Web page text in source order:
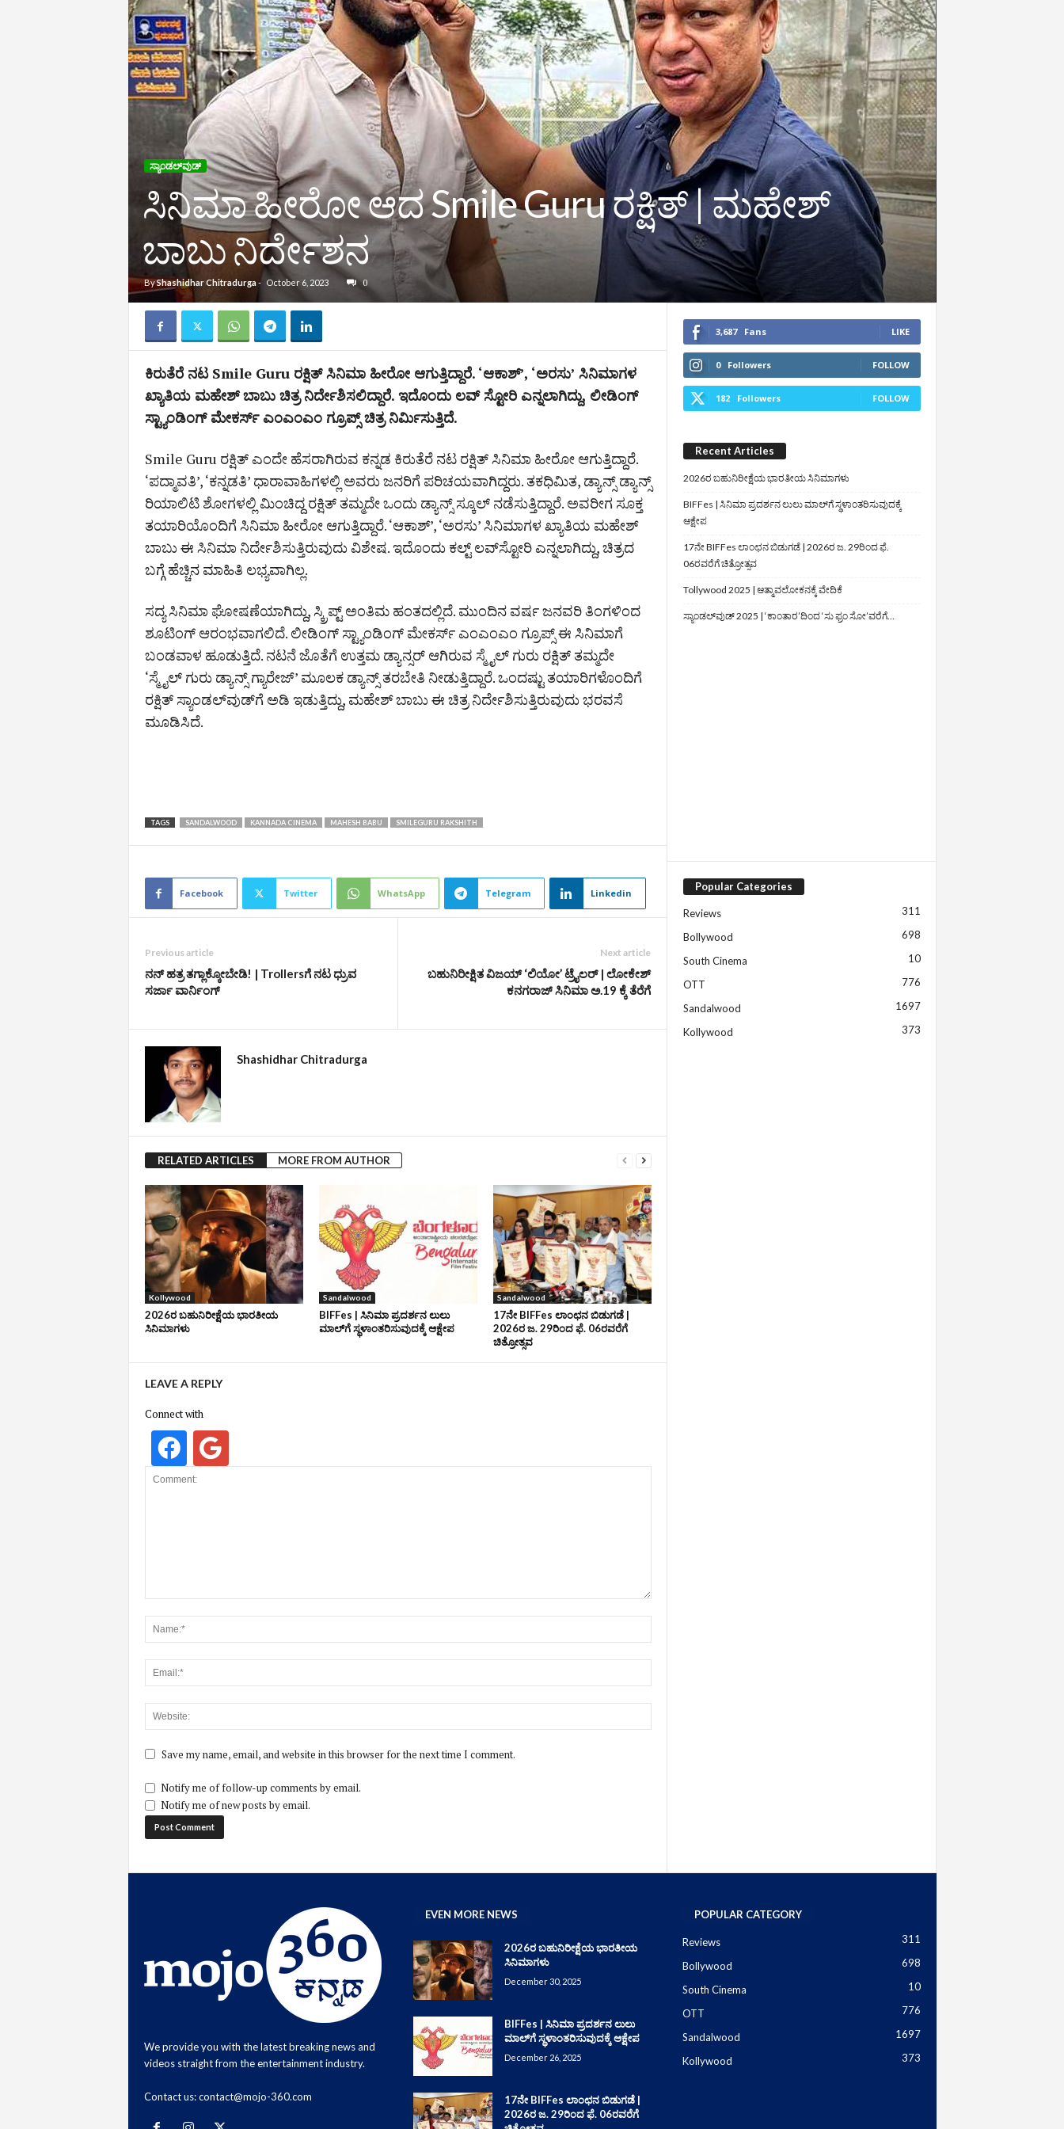
ಸ್ಯಾಂಡಲ್‌ವುಡ್‌
ಸಿನಿಮಾ ಹೀರೋ ಆದ Smile Guru ರಕ್ಷಿತ್‌ | ಮಹೇಶ್‌
ಬಾಬು ನಿರ್ದೇಶನ
ByShashidhar Chitradurga- October 6, 2023 0
ಕಿರುತೆರೆ ನಟ Smile Guru ರಕ್ಷಿತ್‌ ಸಿನಿಮಾ ಹೀರೋ ಆಗುತ್ತಿದ್ದಾರೆ. ‘ಆಕಾಶ್‌’, ‘ಅರಸು’ ಸಿನಿಮಾಗಳ
ಖ್ಯಾತಿಯ ಮಹೇಶ್‌ ಬಾಬು ಚಿತ್ರ ನಿರ್ದೇಶಿಸಲಿದ್ದಾರೆ. ಇದೊಂದು ಲವ್‌ ಸ್ಟೋರಿ ಎನ್ನಲಾಗಿದ್ದು, ಲೀಡಿಂಗ್
ಸ್ಟ್ಯಾಂಡಿಂಗ್ ಮೇಕರ್ಸ್ ಎಂಎಂಎಂ ಗ್ರೂಪ್ಸ್‌ ಚಿತ್ರ ನಿರ್ಮಿಸುತ್ತಿದೆ.
Smile Guru ರಕ್ಷಿತ್‌ ಎಂದೇ ಹೆಸರಾಗಿರುವ ಕನ್ನಡ ಕಿರುತೆರೆ ನಟ ರಕ್ಷಿತ್‌ ಸಿನಿಮಾ ಹೀರೋ ಆಗುತ್ತಿದ್ದಾರೆ.
‘ಪದ್ಮಾವತಿ’, ‘ಕನ್ನಡತಿ’ ಧಾರಾವಾಹಿಗಳಲ್ಲಿ ಅವರು ಜನರಿಗೆ ಪರಿಚಯವಾಗಿದ್ದರು. ತಕಧಿಮಿತ, ಡ್ಯಾನ್ಸ್ ಡ್ಯಾನ್ಸ್
ರಿಯಾಲಿಟಿ ಶೋಗಳಲ್ಲಿ ಮಿಂಚಿದ್ದ ರಕ್ಷಿತ್‌ ತಮ್ಮದೇ ಒಂದು ಡ್ಯಾನ್ಸ್‌ ಸ್ಕೂಲ್‌ ನಡೆಸುತ್ತಿದ್ದಾರೆ. ಅವರೀಗ ಸೂಕ್ತ
ತಯಾರಿಯೊಂದಿಗೆ ಸಿನಿಮಾ ಹೀರೋ ಆಗುತ್ತಿದ್ದಾರೆ. ‘ಆಕಾಶ್‌’, ‘ಅರಸು’ ಸಿನಿಮಾಗಳ ಖ್ಯಾತಿಯ ಮಹೇಶ್‌
ಬಾಬು ಈ ಸಿನಿಮಾ ನಿರ್ದೇಶಿಸುತ್ತಿರುವುದು ವಿಶೇಷ. ಇದೊಂದು ಕಲ್ಟ್‌ ಲವ್‌ಸ್ಟೋರಿ ಎನ್ನಲಾಗಿದ್ದು, ಚಿತ್ರದ
ಬಗ್ಗೆ ಹೆಚ್ಚಿನ ಮಾಹಿತಿ ಲಭ್ಯವಾಗಿಲ್ಲ.
ಸದ್ಯ ಸಿನಿಮಾ ಘೋಷಣೆಯಾಗಿದ್ದು, ಸ್ಕ್ರಿಪ್ಟ್‌ ಅಂತಿಮ ಹಂತದಲ್ಲಿದೆ. ಮುಂದಿನ ವರ್ಷ ಜನವರಿ ತಿಂಗಳಿಂದ
ಶೂಟಿಂಗ್ ಆರಂಭವಾಗಲಿದೆ. ಲೀಡಿಂಗ್ ಸ್ಟ್ಯಾಂಡಿಂಗ್ ಮೇಕರ್ಸ್ ಎಂಎಂಎಂ ಗ್ರೂಪ್ಸ್‌ ಈ ಸಿನಿಮಾಗೆ
ಬಂಡವಾಳ ಹೂಡುತ್ತಿದೆ. ನಟನೆ ಜೊತೆಗೆ ಉತ್ತಮ ಡ್ಯಾನ್ಸರ್ ಆಗಿರುವ ಸ್ಮೈಲ್ ಗುರು ರಕ್ಷಿತ್ ತಮ್ಮದೇ
‘ಸ್ಮೈಲ್ ಗುರು ಡ್ಯಾನ್ಸ್ ಗ್ಯಾರೇಜ್’ ಮೂಲಕ ಡ್ಯಾನ್ಸ್‌ ತರಬೇತಿ ನೀಡುತ್ತಿದ್ದಾರೆ. ಒಂದಷ್ಟು ತಯಾರಿಗಳೊಂದಿಗೆ
ರಕ್ಷಿತ್ ಸ್ಯಾಂಡಲ್‌ವುಡ್‌ಗೆ ಅಡಿ ಇಡುತ್ತಿದ್ದು, ಮಹೇಶ್ ಬಾಬು ಈ ಚಿತ್ರ ನಿರ್ದೇಶಿಸುತ್ತಿರುವುದು ಭರವಸೆ
ಮೂಡಿಸಿದೆ.
TAGS SANDALWOOD KANNADA CINEMA MAHESH BABU SMILEGURU RAKSHITH
Facebook Twitter WhatsApp Telegram Linkedin
Previous article
ನನ್‌ ಹತ್ರ ತಗ್ಲಾಕ್ಕೋಬೇಡಿ! | Trollersಗೆ ನಟ ಧ್ರುವ
ಸರ್ಜಾ ವಾರ್ನಿಂಗ್‌
Next article
ಬಹುನಿರೀಕ್ಷಿತ ವಿಜಯ್‌ ‘ಲಿಯೋ’ ಟ್ರೈಲರ್‌ | ಲೋಕೇಶ್‌
ಕನಗರಾಜ್‌ ಸಿನಿಮಾ ಅ.19 ಕ್ಕೆ ತೆರೆಗೆ
Shashidhar Chitradurga
RELATED ARTICLES MORE FROM AUTHOR
Kollywood
2026ರ ಬಹುನಿರೀಕ್ಷೆಯ ಭಾರತೀಯ
ಸಿನಿಮಾಗಳು
Sandalwood
BIFFes | ಸಿನಿಮಾ ಪ್ರದರ್ಶನ ಲುಲು
ಮಾಲ್‌ಗೆ ಸ್ಥಳಾಂತರಿಸುವುದಕ್ಕೆ ಆಕ್ಷೇಪ
Sandalwood
17ನೇ BIFFes ಲಾಂಛನ ಬಿಡುಗಡೆ |
2026ರ ಜ. 29ರಿಂದ ಫೆ. 06ರವರೆಗೆ
ಚಿತ್ರೋತ್ಸವ
LEAVE A REPLY
Connect with
Save my name, email, and website in this browser for the next time I comment.
Notify me of follow-up comments by email.
Notify me of new posts by email.
3,687 Fans LIKE
0 Followers FOLLOW
182 Followers FOLLOW
Recent Articles
2026ರ ಬಹುನಿರೀಕ್ಷೆಯ ಭಾರತೀಯ ಸಿನಿಮಾಗಳು
BIFFes | ಸಿನಿಮಾ ಪ್ರದರ್ಶನ ಲುಲು ಮಾಲ್‌ಗೆ ಸ್ಥಳಾಂತರಿಸುವುದಕ್ಕೆ
ಆಕ್ಷೇಪ
17ನೇ BIFFes ಲಾಂಛನ ಬಿಡುಗಡೆ | 2026ರ ಜ. 29ರಿಂದ ಫೆ.
06ರವರೆಗೆ ಚಿತ್ರೋತ್ಸವ
Tollywood 2025 | ಆತ್ಮಾವಲೋಕನಕ್ಕೆ ವೇದಿಕೆ
ಸ್ಯಾಂಡಲ್‌ವುಡ್‌ 2025 | ‘ಕಾಂತಾರ’ದಿಂದ ‘ಸು ಫ್ರಂ ಸೋ’ವರೆಗೆ…
Popular Categories
Reviews 311
Bollywood 698
South Cinema 10
OTT 776
Sandalwood 1697
Kollywood 373
We provide you with the latest breaking news and
videos straight from the entertainment industry.
Contact us:contact@mojo-360.com
EVEN MORE NEWS
2026ರ ಬಹುನಿರೀಕ್ಷೆಯ ಭಾರತೀಯ
ಸಿನಿಮಾಗಳು
December 30, 2025
BIFFes | ಸಿನಿಮಾ ಪ್ರದರ್ಶನ ಲುಲು
ಮಾಲ್‌ಗೆ ಸ್ಥಳಾಂತರಿಸುವುದಕ್ಕೆ ಆಕ್ಷೇಪ
December 26, 2025
17ನೇ BIFFes ಲಾಂಛನ ಬಿಡುಗಡೆ |
2026ರ ಜ. 29ರಿಂದ ಫೆ. 06ರವರೆಗೆ
POPULAR CATEGORY
Reviews 311
Bollywood 698
South Cinema 10
OTT 776
Sandalwood 1697
Kollywood 373